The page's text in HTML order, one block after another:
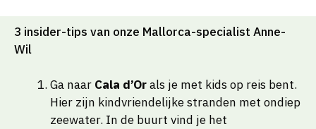
3 insider-tips van onze Mallorca-specialist Anne-
Wil
Ga naar Cala d’Orals je met kids op reis bent.
Hier zijn kindvriendelijke stranden met ondiep
zeewater. In de buurt vind je het